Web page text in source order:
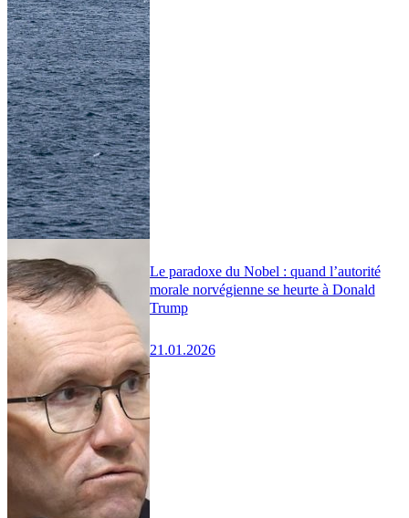
Le paradoxe du Nobel : quand l’autorité
morale norvégienne se heurte à Donald
Trump
21.01.2026